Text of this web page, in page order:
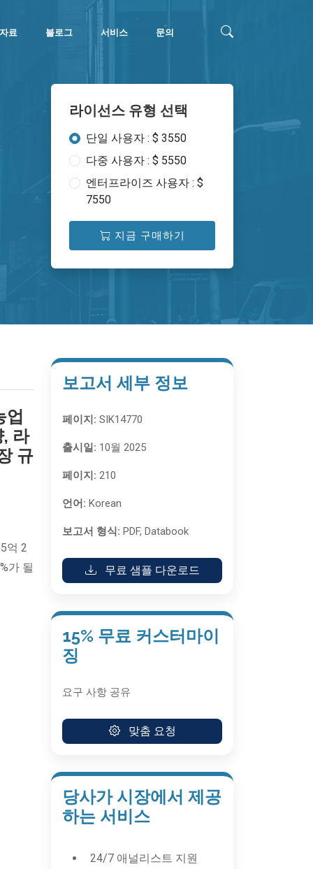
료 블로그 서비스 문의
라이선스 유형 선택
단일 사용자 : $ 3550
다중 사용자 : $ 5550
엔터프라이즈 사용자 : $
7550
지금 구매하기
업
라
규
억 2
가 될
보고서 세부 정보
페이지: SIK14770
출시일: 10월 2025
페이지: 210
언어: Korean
보고서 형식: PDF, Databook
무료 샘플 다운로드
15% 무료 커스터마이
징
요구 사항 공유
맞춤 요청
당사가 시장에서 제공
하는 서비스
24/7 애널리스트 지원